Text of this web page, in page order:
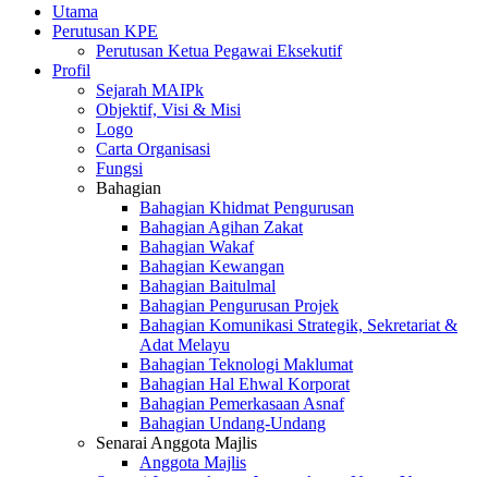
Utama
Perutusan KPE
Perutusan Ketua Pegawai Eksekutif
Profil
Sejarah MAIPk
Objektif, Visi & Misi
Logo
Carta Organisasi
Fungsi
Bahagian
Bahagian Khidmat Pengurusan
Bahagian Agihan Zakat
Bahagian Wakaf
Bahagian Kewangan
Bahagian Baitulmal
Bahagian Pengurusan Projek
Bahagian Komunikasi Strategik, Sekretariat &
Adat Melayu
Bahagian Teknologi Maklumat
Bahagian Hal Ehwal Korporat
Bahagian Pemerkasaan Asnaf
Bahagian Undang-Undang
Senarai Anggota Majlis
Anggota Majlis